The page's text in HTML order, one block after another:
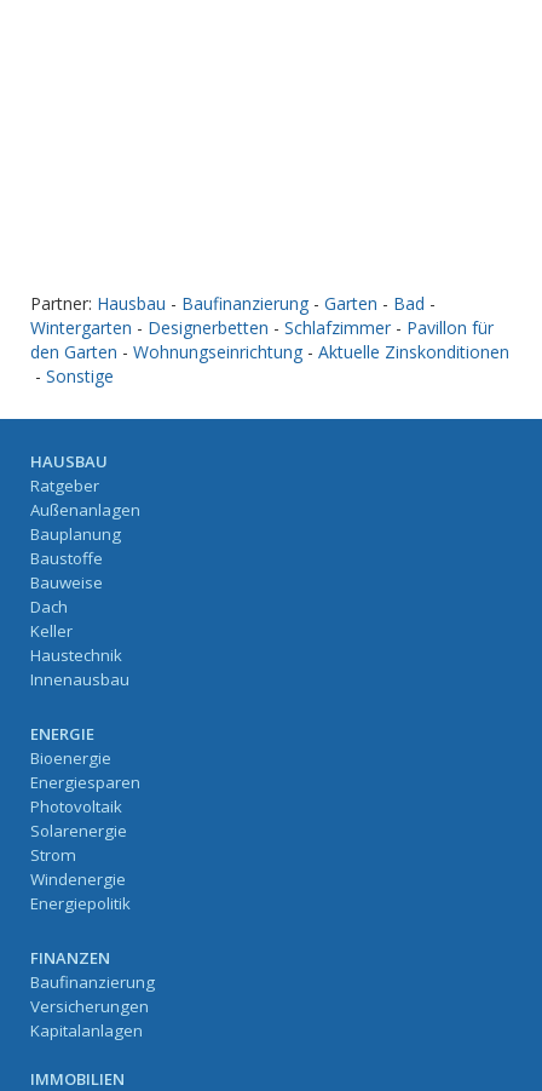
Partner: Hausbau - Baufinanzierung - Garten - Bad -
Wintergarten - Designerbetten - Schlafzimmer - Pavillon für
den Garten - Wohnungseinrichtung - Aktuelle Zinskonditionen
- Sonstige
HAUSBAU
Ratgeber
Außenanlagen
Bauplanung
Baustoffe
Bauweise
Dach
Keller
Haustechnik
Innenausbau
ENERGIE
Bioenergie
Energiesparen
Photovoltaik
Solarenergie
Strom
Windenergie
Energiepolitik
FINANZEN
Baufinanzierung
Versicherungen
Kapitalanlagen
IMMOBILIEN